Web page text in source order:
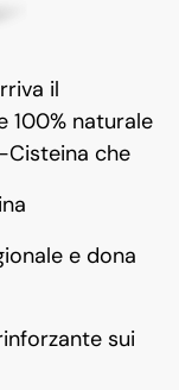
il
100% naturale
Cisteina che
e dona
sui